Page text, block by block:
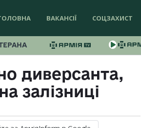
ВАКАНСІЇ СОЦЗАХИСТ
диверсанта,
залізниці